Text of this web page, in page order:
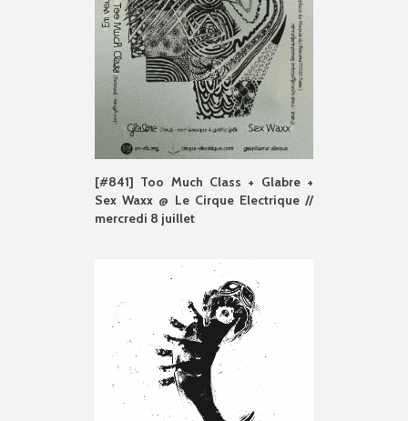
[#841] Too Much Class + Glabre +
Sex Waxx @ Le Cirque Electrique //
mercredi 8 juillet